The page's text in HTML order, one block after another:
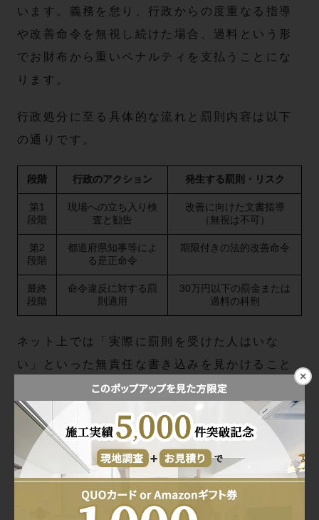
います。義務を怠り、行政からの度重なる指導
や改善命令を無視し続けた場合、過料という形
でお財布から重いペナルティを支払うことにな
ります。
行政処分に至る具体的な流れと罰則内容は以下
の通りです。
段階 行政のアクション 発生する罰則・リスク
第1
段階
現場への立ち入り検
査と勧告
改善に向けた文書指導
（無視は不可）
第2
段階
都道府県知事等によ
る是正命令
期限付きの法的改善命令
最終
段階
命令違反に対する罰
則適用
30万円以下の罰金または
過料の科刑
ネット上では「実際に罰則を受けた人はいな
い」といった無責任な書き込みを見かけること
もありますが、それは大きな誤解です。地域の
環境水質を守るため、自治体の監視の目は年々
厳しくなっています。何より、行政指導の通知
が自宅に届くだけでも、精神的なストレスは計
り知れません。
×